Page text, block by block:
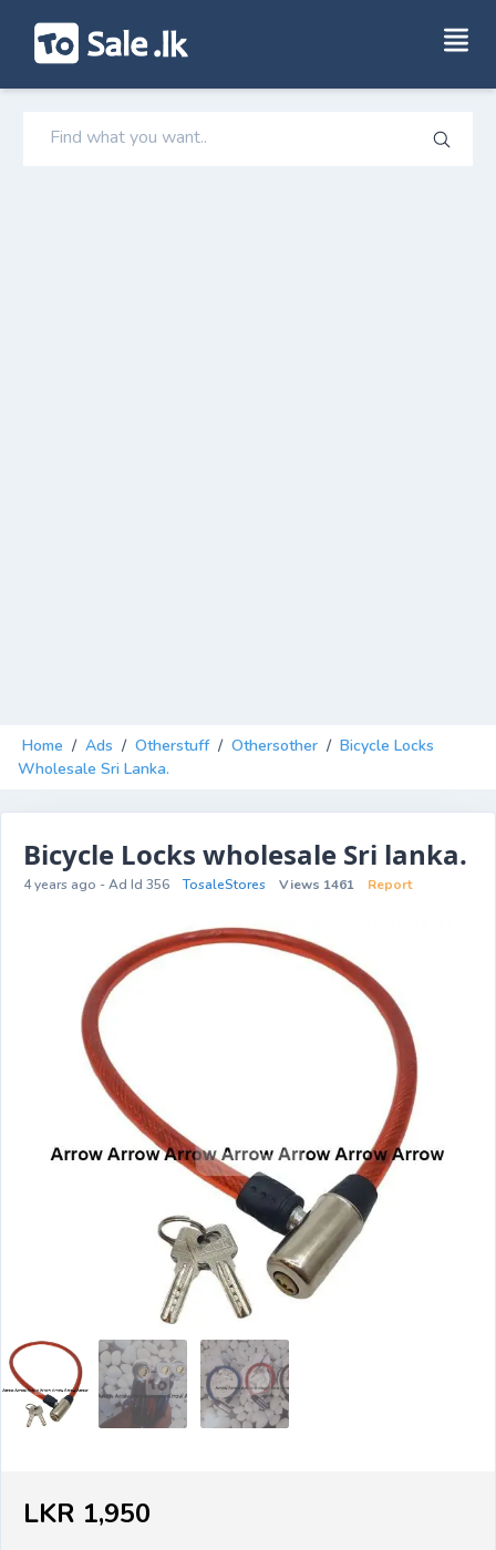
Home / Ads / Otherstuff / Othersother / Bicycle Locks
Wholesale Sri Lanka.
Bicycle Locks wholesale Sri lanka.
4 years ago - Ad Id 356 TosaleStores Views 1461 Report
LKR 1,950